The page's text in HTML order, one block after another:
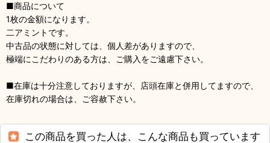
■商品について
1枚の金額になります。
二アミントです。
中古品の状態に対しては、個人差がありますので、
極端にこだわりのある方は、ご購入をご遠慮下さい。
■在庫は十分注意しておりますが、店頭在庫と併用してますので、
在庫切れの場合は、ご容赦下さい。
この商品を買った人は、こんな商品も買っています